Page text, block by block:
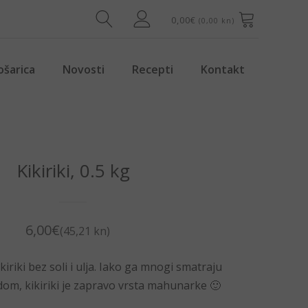
0,00€ (0,00 kn)
Novosti Recepti Kontakt
Kikiriki, 0.5 kg
6,00€(45,21 kn)
bez soli i ulja. Iako ga mnogi smatraju
kikiriki je zapravo vrsta mahunarke 🙂